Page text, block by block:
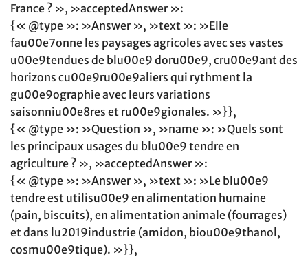
France ? », »acceptedAnswer »:
{« @type »: »Answer », »text »: »Elle
fau00e7onne les paysages agricoles avec ses vastes
u00e9tendues de blu00e9 doru00e9, cru00e9ant des
horizons cu00e9ru00e9aliers qui rythment la
gu00e9ographie avec leurs variations
saisonniu00e8res et ru00e9gionales. »}},
{« @type »: »Question », »name »: »Quels sont
les principaux usages du blu00e9 tendre en
agriculture ? », »acceptedAnswer »:
{« @type »: »Answer », »text »: »Le blu00e9
tendre est utilisu00e9 en alimentation humaine
(pain, biscuits), en alimentation animale (fourrages)
et dans lu2019industrie (amidon, biou00e9thanol,
cosmu00e9tique). »}},